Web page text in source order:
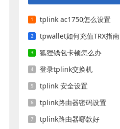
tplink ac1750怎么设置
tpwallet如何充值TRX指南
狐狸钱包卡顿怎么办
登录tplink交换机
tplink 安全设置
tplink路由器密码设置
tplink路由器哪款好